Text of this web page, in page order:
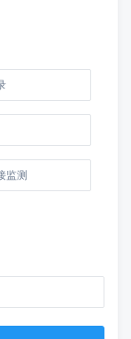
监测